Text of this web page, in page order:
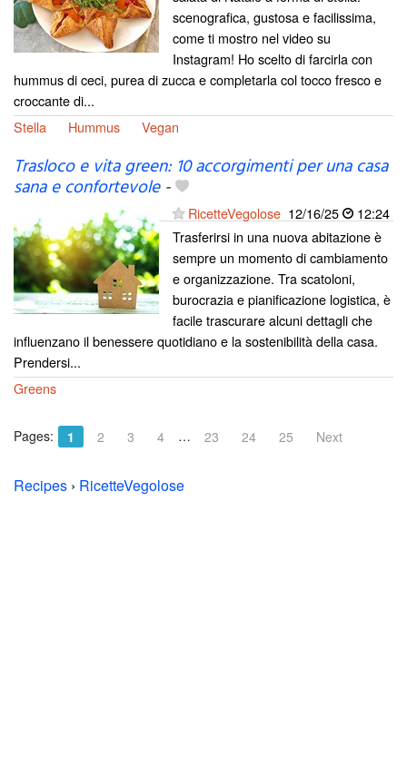
scenografica, gustosa e facilissima,
come ti mostro nel video su
Instagram! Ho scelto di farcirla con
hummus di ceci, purea di zucca e completarla col tocco fresco e
croccante di...
Stella
Hummus Vegan
Trasloco e vita green: 10 accorgimenti per una casa
sana e confortevole-
RicetteVegolose 12/16/25
12:24
Trasferirsi in una nuova abitazione è
sempre un momento di cambiamento
e organizzazione. Tra scatoloni,
burocrazia e pianificazione logistica, è
facile trascurare alcuni dettagli che
influenzano il benessere quotidiano e la sostenibilità della casa.
Prendersi...
Greens
Pages: 1 2 3 4 … 23 24 25 Next
Recipes › RicetteVegolose